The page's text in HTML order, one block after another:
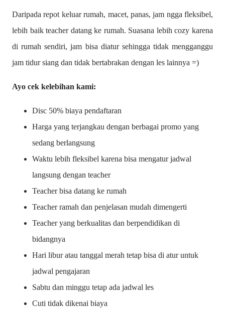
Daripada repot keluar rumah, macet, panas, jam ngga fleksibel,
lebih baik teacher datang ke rumah. Suasana lebih cozy karena
di rumah sendiri, jam bisa diatur sehingga tidak mengganggu
jam tidur siang dan tidak bertabrakan dengan les lainnya =)
Ayo cek kelebihan kami:
Disc 50% biaya pendaftaran
Harga yang terjangkau dengan berbagai promo yang
sedang berlangsung
Waktu lebih fleksibel karena bisa mengatur jadwal
langsung dengan teacher
Teacher bisa datang ke rumah
Teacher ramah dan penjelasan mudah dimengerti
Teacher yang berkualitas dan berpendidikan di
bidangnya
Hari libur atau tanggal merah tetap bisa di atur untuk
jadwal pengajaran
Sabtu dan minggu tetap ada jadwal les
Cuti tidak dikenai biaya